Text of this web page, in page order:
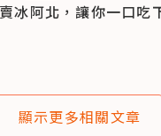
冰阿北，讓你一口吃
顯示更多相關文章